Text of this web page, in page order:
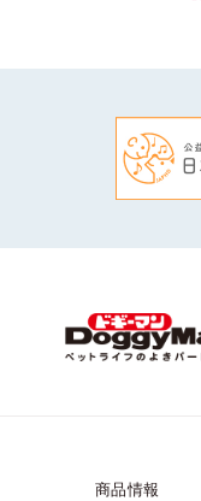
商品情報